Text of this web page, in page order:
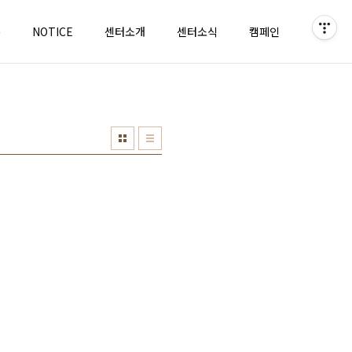
NOTICE 센터소개 센터소식 캠페인